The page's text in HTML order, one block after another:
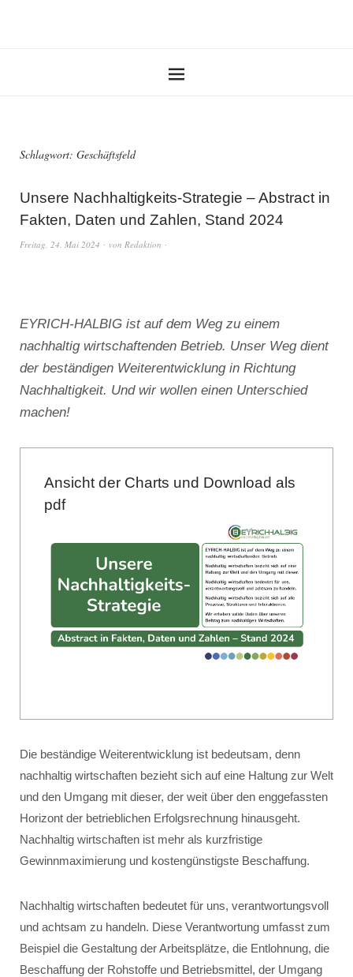
Schlagwort: Geschäftsfeld
Unsere Nachhaltigkeits-Strategie – Abstract in
Fakten, Daten und Zahlen, Stand 2024
Freitag, 24. Mai 2024 von Redaktion
EYRICH-HALBIG ist auf dem Weg zu einem
nachhaltig wirtschaftenden Betrieb. Unser Weg dient
der beständigen Weiterentwicklung in Richtung
Nachhaltigkeit. Und wir wollen einen Unterschied
machen!
Ansicht der Charts und Download als
pdf
Die beständige Weiterentwicklung ist bedeutsam, denn
nachhaltig wirtschaften bezieht sich auf eine Haltung zur Welt
und den Umgang mit dieser, der weit über den enggefassten
Horizont der betrieblichen Erfolgsrechnung hinausgeht.
Nachhaltig wirtschaften ist mehr als kurzfristige
Gewinnmaximierung und kostengünstigste Beschaffung.
Nachhaltig wirtschaften bedeutet für uns, verantwortungsvoll
und achtsam zu handeln. Diese Verantwortung umfasst zum
Beispiel die Gestaltung der Arbeitsplätze, die Entlohnung, die
Beschaffung der Rohstoffe und Betriebsmittel, der Umgang